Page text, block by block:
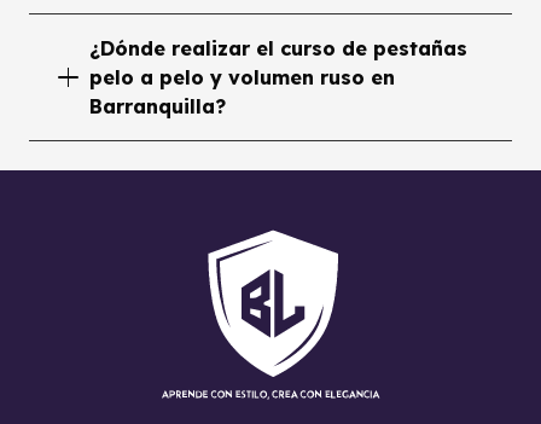
¿Dónde realizar el curso de pestañas
pelo a pelo y volumen ruso en
Barranquilla?